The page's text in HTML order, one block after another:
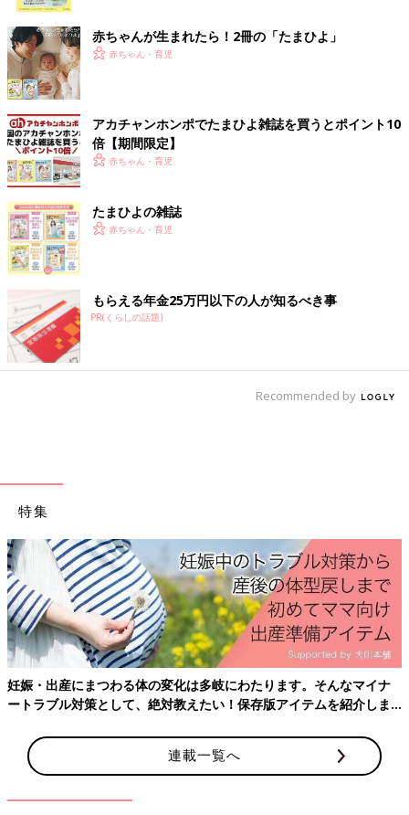
いちごが登場し、パクっと食べられてヘタだけ残って･･･。リズ
ミカルな語りかけが楽しめます。
こがようこ著／1100円（大日本図書）
「『いちごをパクっ！』子どもが大好きないちごをおなかいっぱ
い食べられる、おいしいストーリーの絵本です。語りかけるよう
な文章のやさしいリズムが特徴。絵本好きにはもちろんのこと、
あまり絵本を読み慣れていないママ・パパにもおすすめです」
（吉田さん）
【2～5才ごろ】物語を楽しんでも！ 季節に合った
絵本もおすすめ。
――これからの年末年始に楽しめる絵本を知りたいです。吉田さ
んのおすすめはありますか？
吉田 2～5才ごろの“物語”を楽しめるようになった年齢の子ども
『どうぞのいす』
た。そこにさまざまな動物がやってきて･･･。
香山美子 絵、柿本幸造 作／1100円（ひさかたチャイルド）
赤ちゃんが生まれたら！2冊の「たまひよ」
赤ちゃん・育児
アカチャンホンポでたまひよ雑誌を買うとポイント10
倍【期間限定】
赤ちゃん・育児
たまひよの雑誌
赤ちゃん・育児
もらえる年金25万円以下の人が知るべき事
PR(くらしの話題)
Recommended by
特集
妊娠・出産にまつわる体の変化は多岐にわたります。そんなマイナ
ートラブル対策として、絶対教えたい！保存版アイテムを紹介しま
連載一覧へ